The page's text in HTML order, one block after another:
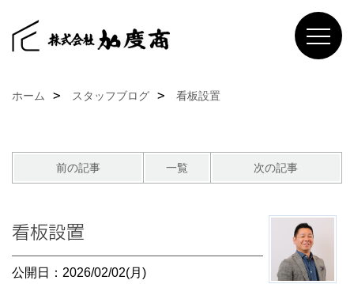
ホーム スタッフブログ 看板設置
前の記事 一覧 次の記事
看板設置
公開日：2026/02/02(月)